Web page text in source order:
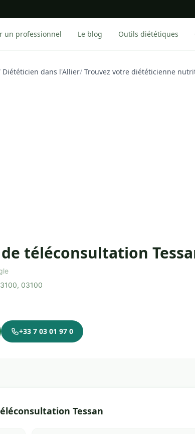
un professionnel Le blog Outils diététiques
Diététicien dans l'Allier/ Trouvez votre diététicienne
téléconsultation
03100
+33 7 03 01 97 0
Tessan